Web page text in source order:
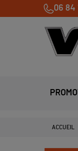
06 84
ACCUEIL